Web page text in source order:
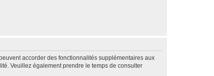
accorder des fonctionnalités supplémentaires aux
Veuillez également prendre le temps de consulter